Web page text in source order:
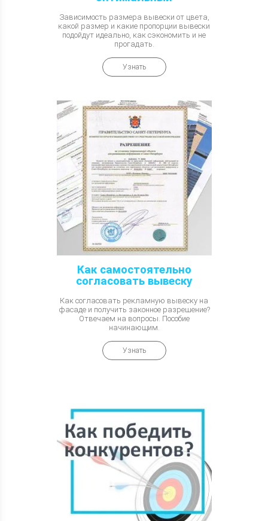
Зависимость размера вывески от цвета,
какой размер и какие пропорции вывески
подойдут идеально, как сэкономить и не
прогадать.
Узнать
Как самостоятельно
согласовать вывеску
Как согласовать рекламную вывеску на
фасаде и получить законное разрешение?
Отвечаем на вопросы. Пособие
начинающим.
Узнать